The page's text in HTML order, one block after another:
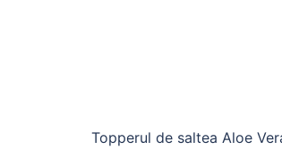
Topperul de saltea Aloe